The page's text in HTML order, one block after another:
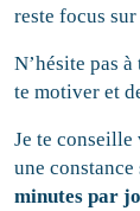
reste focus
N’hésite pas
te motiver et
Je te
une
minutes par